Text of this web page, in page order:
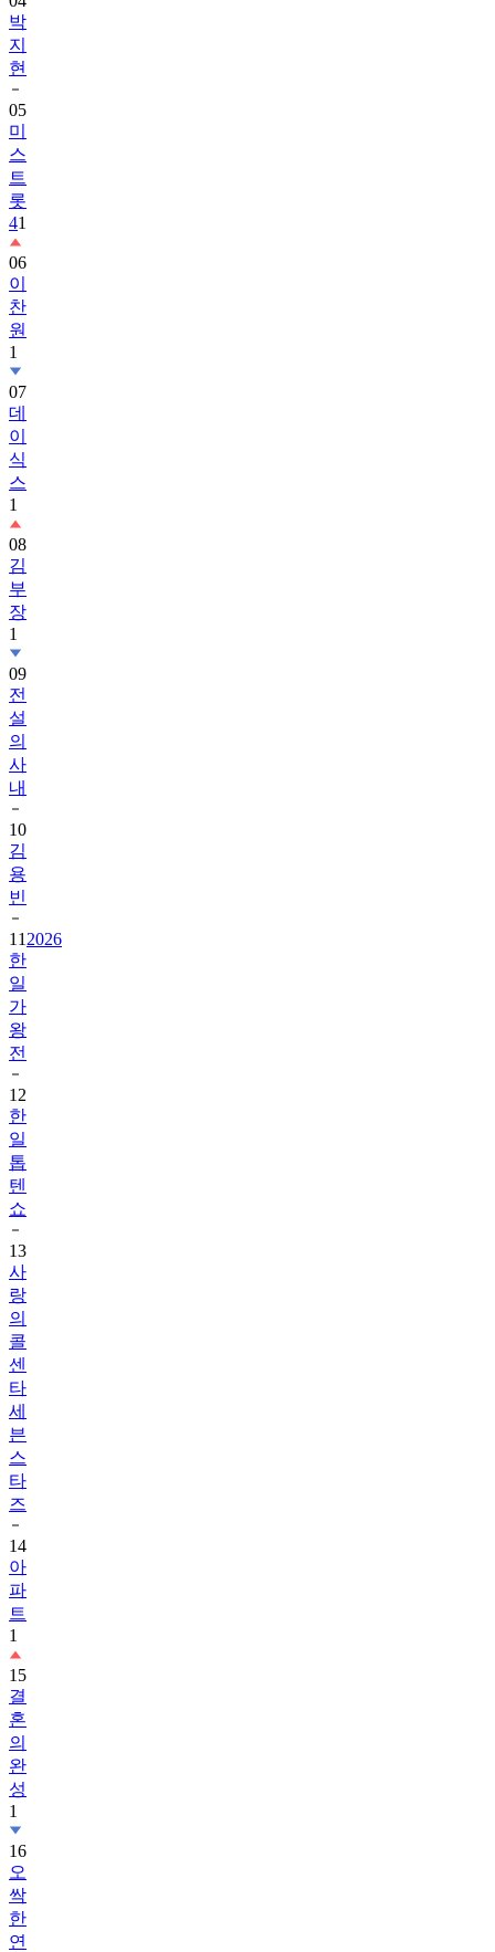
박
지
현
05
미
스
트
롯
41
06
이
찬
원
1
07
데
이
식
스
1
08
김
부
장
1
09
전
설
의
사
내
10
김
용
빈
11 2026
한
일
가
왕
전
12
한
일
톱
텐
쇼
13
사
랑
의
콜
센
타
세
븐
스
타
즈
14
아
파
트
1
15
결
혼
의
완
성
1
16
오
싹
한
연